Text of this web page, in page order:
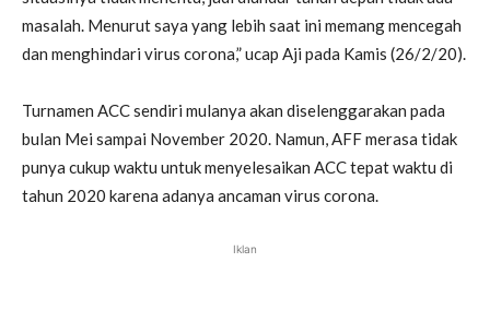
masalah. Menurut saya yang lebih saat ini memang mencegah
dan menghindari virus corona,” ucap Aji pada Kamis (26/2/20).
Turnamen ACC sendiri mulanya akan diselenggarakan pada
bulan Mei sampai November 2020. Namun, AFF merasa tidak
punya cukup waktu untuk menyelesaikan ACC tepat waktu di
tahun 2020 karena adanya ancaman virus corona.
Iklan